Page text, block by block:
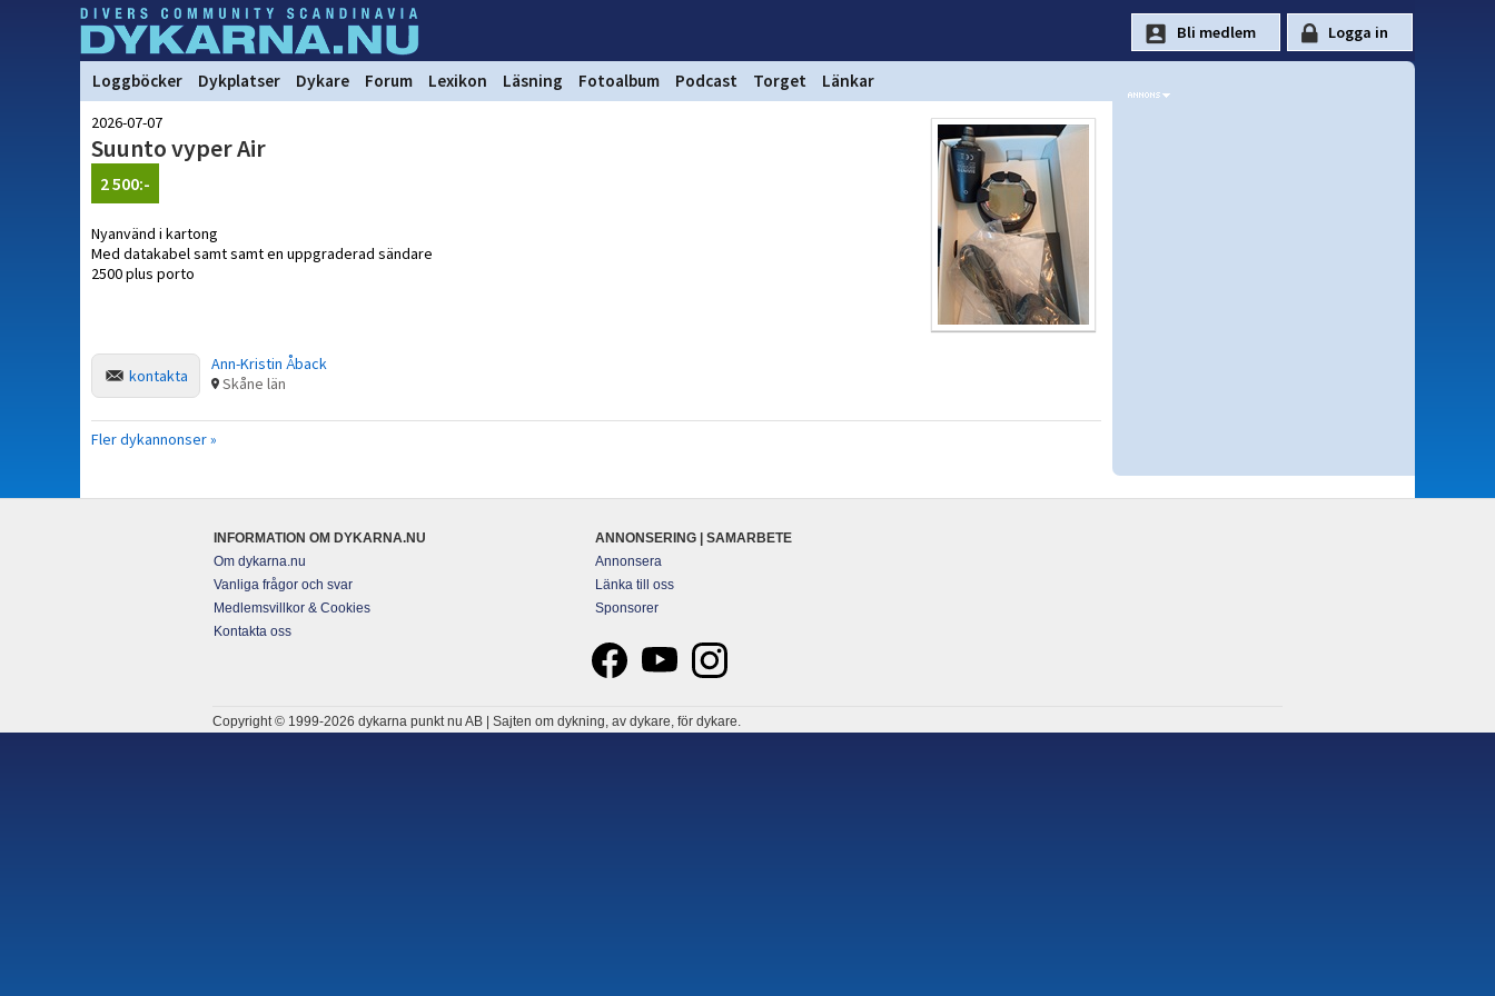
Loggböcker Dykplatser Dykare Forum Lexikon Läsning Fotoalbum Podcast Torget Länkar
2026-07-07
Suunto vyper Air
2 500:-
Nyanvänd i kartong
Med datakabel samt samt en uppgraderad sändare
2500 plus porto
kontakta
Ann-Kristin Åback
Skåne län
Fler dykannonser »
INFORMATION OM DYKARNA.NU
Om dykarna.nu
Vanliga frågor och svar
Medlemsvillkor & Cookies
Kontakta oss
ANNONSERING | SAMARBETE
Annonsera
Länka till oss
Sponsorer
Copyright © 1999-2026 dykarna punkt nu AB | Sajten om dykning, av dykare, för dykare.